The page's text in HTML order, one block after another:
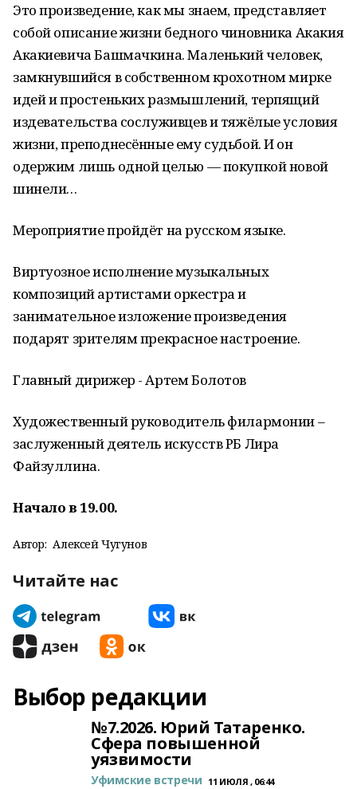
Это произведение, как мы знаем, представляет
собой описание жизни бедного чиновника Акакия
Акакиевича Башмачкина. Маленький человек,
замкнувшийся в собственном крохотном мирке
идей и простеньких размышлений, терпящий
издевательства сослуживцев и тяжёлые условия
жизни, преподнесённые ему судьбой. И он
одержим лишь одной целью — покупкой новой
шинели…
Мероприятие пройдёт на русском языке.
Виртуозное исполнение музыкальных
композиций артистами оркестра и
занимательное изложение произведения
подарят зрителям прекрасное настроение.
Главный дирижер - Артем Болотов
Художественный руководитель филармонии –
заслуженный деятель искусств РБ Лира
Файзуллина.
Начало в 19.00.
Автор: Алексей Чугунов
Читайте нас
Выбор редакции
№7.2026. Юрий Татаренко.
Сфера повышенной
уязвимости
Уфимские встречи 11 ИЮЛЯ , 06:44